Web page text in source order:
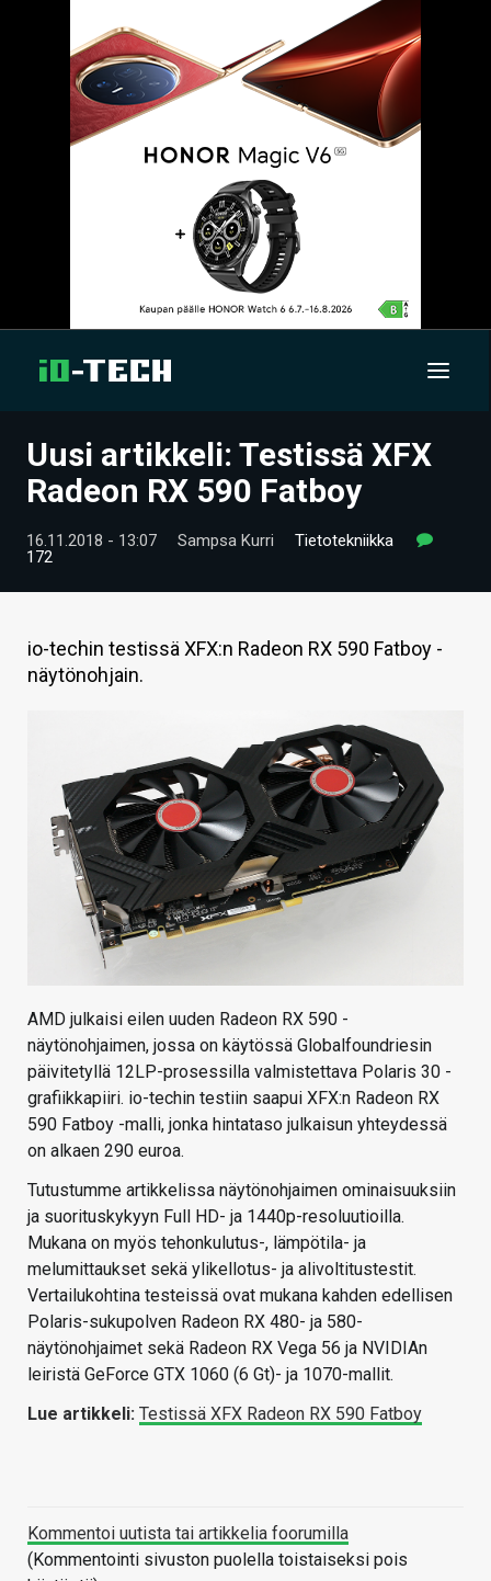
UUTISET
VIDEOT
TIETOA
VAIHDA TEEMA
HAKU
Uusi artikkeli: Testissä XFX
Radeon RX 590 Fatboy
16.11.2018 - 13:07 Sampsa Kurri
Tietotekniikka
172
io-techin testissä XFX:n Radeon RX 590 Fatboy -
näytönohjain.
AMD julkaisi eilen uuden Radeon RX 590 -
näytönohjaimen, jossa on käytössä Globalfoundriesin
päivitetyllä 12LP-prosessilla valmistettava Polaris 30 -
grafiikkapiiri. io-techin testiin saapui XFX:n Radeon RX
590 Fatboy -malli, jonka hintataso julkaisun yhteydessä
on alkaen 290 euroa.
Tutustumme artikkelissa näytönohjaimen ominaisuuksiin
ja suorituskykyyn Full HD- ja 1440p-resoluutioilla.
Mukana on myös tehonkulutus-, lämpötila- ja
melumittaukset sekä ylikellotus- ja alivoltitustestit.
Vertailukohtina testeissä ovat mukana kahden edellisen
Polaris-sukupolven Radeon RX 480- ja 580-
näytönohjaimet sekä Radeon RX Vega 56 ja NVIDIAn
leiristä GeForce GTX 1060 (6 Gt)- ja 1070-mallit.
Lue artikkeli: Testissä XFX Radeon RX 590 Fatboy
Kommentoi uutista tai artikkelia foorumilla
(Kommentointi sivuston puolella toistaiseksi pois